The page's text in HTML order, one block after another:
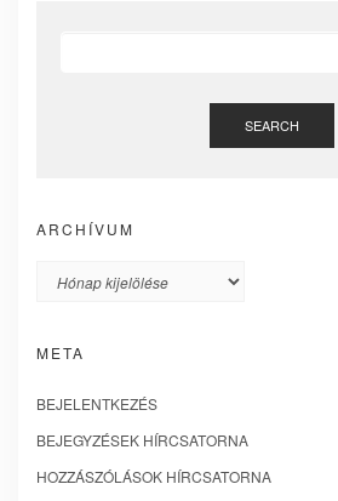
SEARCH
ARCHÍVUM
Archívum
META
BEJELENTKEZÉS
BEJEGYZÉSEK HÍRCSATORNA
HOZZÁSZÓLÁSOK HÍRCSATORNA